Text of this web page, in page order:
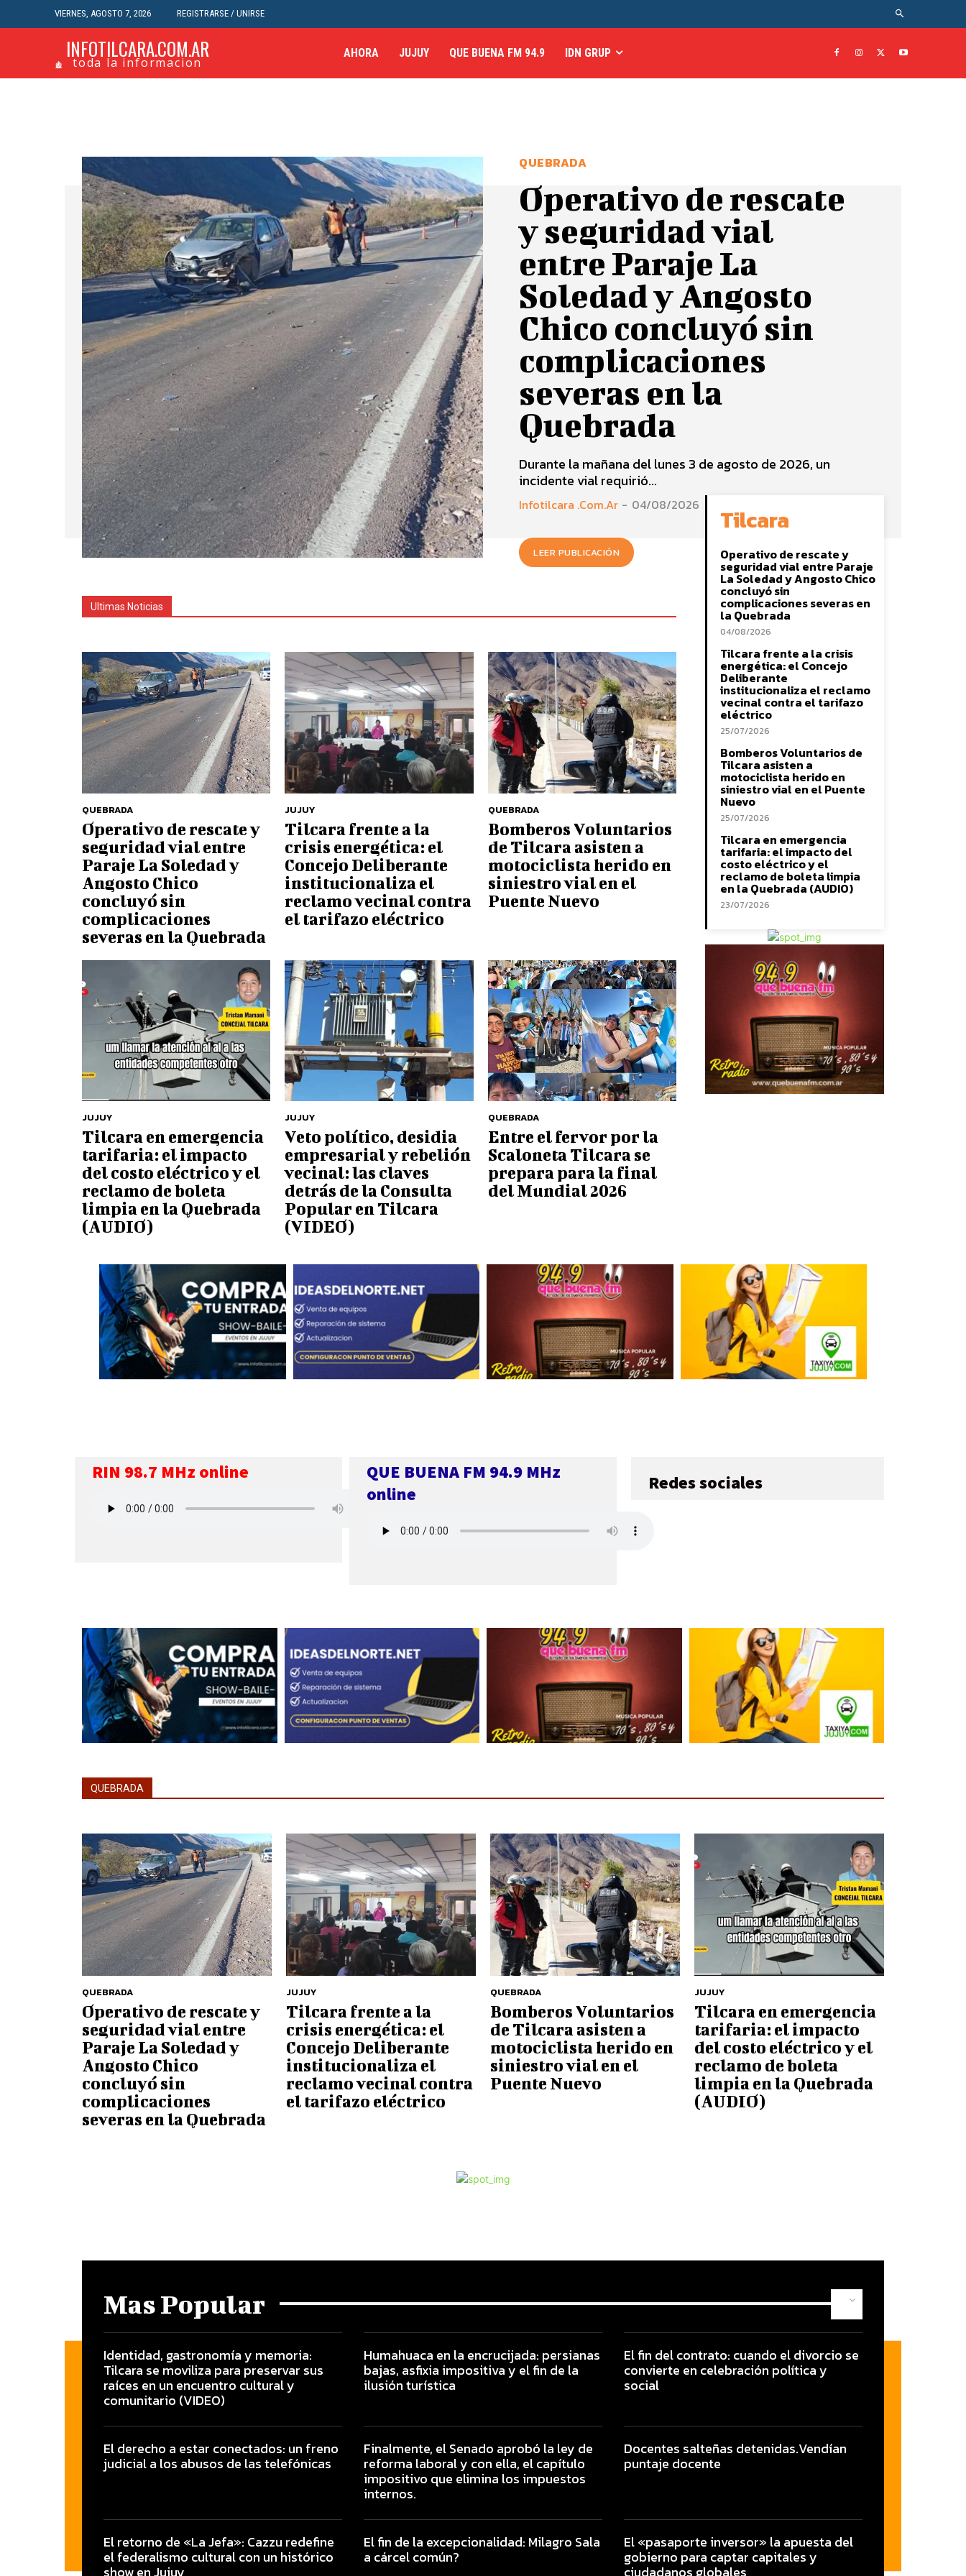
VIERNES, AGOSTO 7, 2026 REGISTRARSE / UNIRSE
INFOTILCARA.COM.AR
toda la informacion
AHORA JUJUY QUE BUENA FM 94.9 IDN GRUP
QUEBRADA
Operativo de rescate
y seguridad vial
entre Paraje La
Soledad y Angosto
Chico concluyó sin
complicaciones
severas en la
Quebrada
Durante la mañana del lunes 3 de agosto de 2026, un
incidente vial requirió...
Infotilcara .com.ar - 04/08/2026
LEER PUBLICACIÓN
Ultimas Noticias
QUEBRADA
Operativo de rescate y
seguridad vial entre
Paraje La Soledad y
Angosto Chico
concluyó sin
complicaciones
severas en la Quebrada
JUJUY
Tilcara frente a la
crisis energética: el
Concejo Deliberante
institucionaliza el
reclamo vecinal contra
el tarifazo eléctrico
QUEBRADA
Bomberos Voluntarios
de Tilcara asisten a
motociclista herido en
siniestro vial en el
Puente Nuevo
JUJUY
Tilcara en emergencia
tarifaria: el impacto
del costo eléctrico y el
reclamo de boleta
limpia en la Quebrada
(AUDIO)
JUJUY
Veto político, desidia
empresarial y rebelión
vecinal: las claves
detrás de la Consulta
Popular en Tilcara
(VIDEO)
QUEBRADA
Entre el fervor por la
Scaloneta Tilcara se
prepara para la final
del Mundial 2026
Tilcara
Operativo de rescate y
seguridad vial entre Paraje
La Soledad y Angosto Chico
concluyó sin
complicaciones severas en
la Quebrada
04/08/2026
Tilcara frente a la crisis
energética: el Concejo
Deliberante
institucionaliza el reclamo
vecinal contra el tarifazo
eléctrico
25/07/2026
Bomberos Voluntarios de
Tilcara asisten a
motociclista herido en
siniestro vial en el Puente
Nuevo
25/07/2026
Tilcara en emergencia
tarifaria: el impacto del
costo eléctrico y el
reclamo de boleta limpia
en la Quebrada (AUDIO)
23/07/2026
RIN 98.7 MHz online
QUE BUENA FM 94.9 MHz
online
Redes sociales
QUEBRADA
QUEBRADA
Operativo de rescate y
seguridad vial entre
Paraje La Soledad y
Angosto Chico
concluyó sin
complicaciones
severas en la Quebrada
JUJUY
Tilcara frente a la
crisis energética: el
Concejo Deliberante
institucionaliza el
reclamo vecinal contra
el tarifazo eléctrico
QUEBRADA
Bomberos Voluntarios
de Tilcara asisten a
motociclista herido en
siniestro vial en el
Puente Nuevo
JUJUY
Tilcara en emergencia
tarifaria: el impacto
del costo eléctrico y el
reclamo de boleta
limpia en la Quebrada
(AUDIO)
Mas Popular
Identidad, gastronomía y memoria:
Tilcara se moviliza para preservar sus
raíces en un encuentro cultural y
comunitario (VIDEO)
Humahuaca en la encrucijada: persianas
bajas, asfixia impositiva y el fin de la
ilusión turística
El fin del contrato: cuando el divorcio se
convierte en celebración política y
social
El derecho a estar conectados: un freno
judicial a los abusos de las telefónicas
Finalmente, el Senado aprobó la ley de
reforma laboral y con ella, el capítulo
impositivo que elimina los impuestos
internos.
Docentes salteñas detenidas.Vendían
puntaje docente
El retorno de «La Jefa»: Cazzu redefine
el federalismo cultural con un histórico
El fin de la excepcionalidad: Milagro Sala
a cárcel común?
El «pasaporte inversor» la apuesta del
gobierno para captar capitales y